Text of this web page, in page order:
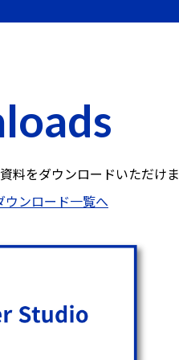
料をダウンロードいただけ
ンロード一覧へ